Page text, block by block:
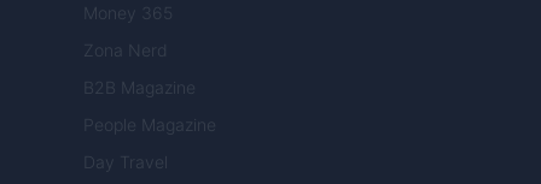
Money 365
Zona Nerd
B2B Magazine
People Magazine
Day Travel